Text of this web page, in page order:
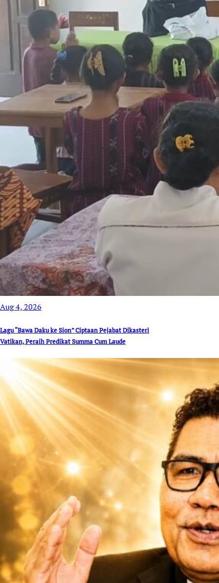
Aug 4, 2026
Lagu “Bawa Daku ke Sion” Ciptaan Pejabat Dikasteri
Vatikan, Peraih Predikat Summa Cum Laude